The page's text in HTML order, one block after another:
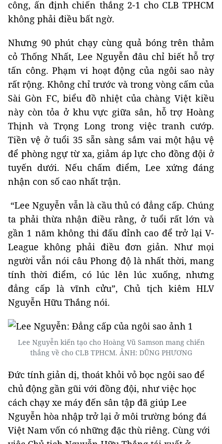
công, ấn định chiến thắng 2-1 cho CLB TPHCM
không phải điều bất ngờ.
Nhưng 90 phút chạy cùng quả bóng trên thảm
cỏ Thống Nhất, Lee Nguyễn đâu chỉ biết hỗ trợ
tấn công. Phạm vi hoạt động của ngôi sao này
rất rộng. Không chỉ trước và trong vòng cấm của
Sài Gòn FC, biểu đồ nhiệt của chàng Việt kiều
này còn tỏa ở khu vực giữa sân, hỗ trợ Hoàng
Thịnh và Trọng Long trong việc tranh cướp.
Tiền vệ ở tuổi 35 sẵn sàng sắm vai một hậu vệ
để phòng ngự từ xa, giảm áp lực cho đồng đội ở
tuyến dưới. Nếu chấm điểm, Lee xứng đáng
nhận con số cao nhất trận.
“Lee Nguyễn vẫn là cầu thủ có đẳng cấp. Chúng
ta phải thừa nhận điều rằng, ở tuổi rất lớn và
gần 1 năm không thi đấu đỉnh cao để trở lại V-
League không phải điều đơn giản. Như mọi
người vẫn nói câu Phong độ là nhất thời, mang
tính thời điểm, có lúc lên lúc xuống, nhưng
đẳng cấp là vĩnh cửu”, Chủ tịch kiêm HLV
Nguyễn Hữu Thắng nói.
Lee Nguyễn kiến tạo cho Hoàng Vũ Samson mang chiến
thắng về cho CLB TPHCM. ẢNH: DŨNG PHƯƠNG
Đức tính giản dị, thoát khỏi vỏ bọc ngôi sao để
chủ động gần gũi với đồng đội, như việc học
cách chạy xe máy đến sân tập đã giúp Lee
Nguyễn hòa nhập trở lại ở môi trường bóng đá
Việt Nam vốn có những đặc thù riêng. Cùng với